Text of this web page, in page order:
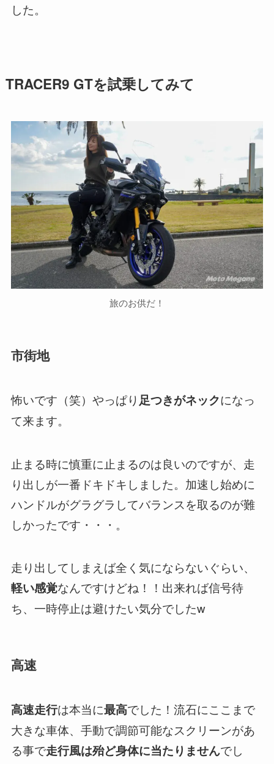
した。
TRACER9 GTを試乗してみて
旅のお供だ！
市街地
怖いです（笑）やっぱり足つきがネックになっ
て来ます。
止まる時に慎重に止まるのは良いのですが、走
り出しが一番ドキドキしました。加速し始めに
ハンドルがグラグラしてバランスを取るのが難
しかったです・・・。
走り出してしまえば全く気にならないぐらい、
軽い感覚なんですけどね！！出来れば信号待
ち、一時停止は避けたい気分でしたw
高速
高速走行は本当に最高でした！流石にここまで
大きな車体、手動で調節可能なスクリーンがあ
る事で走行風は殆ど身体に当たりませんでし